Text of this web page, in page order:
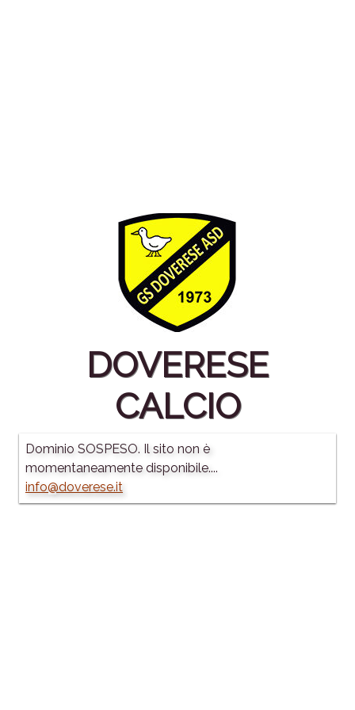
DOVERESE
CALCIO
Dominio SOSPESO. Il sito non è
momentaneamente disponibile....
info@doverese.it